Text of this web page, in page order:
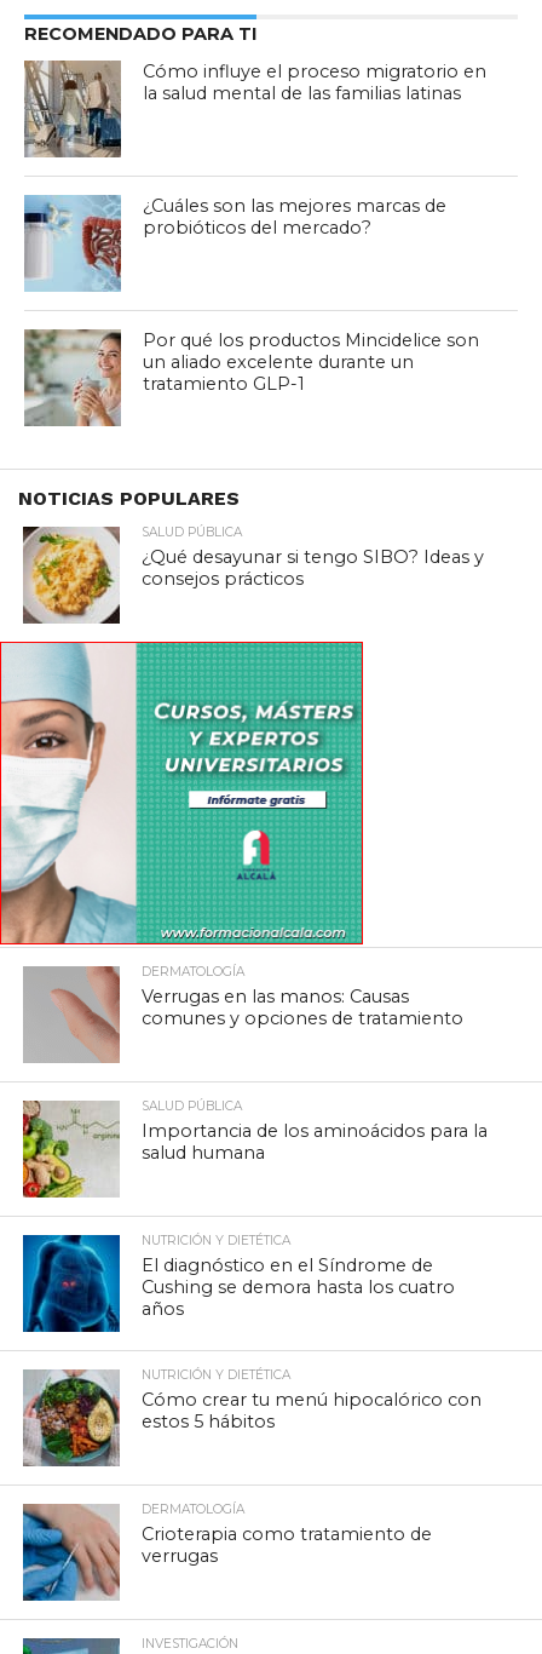
RECOMENDADO PARA TI
Cómo influye el proceso migratorio en
la salud mental de las familias latinas
¿Cuáles son las mejores marcas de
probióticos del mercado?
Por qué los productos Mincidelice son
un aliado excelente durante un
tratamiento GLP-1
NOTICIAS POPULARES
SALUD PÚBLICA
¿Qué desayunar si tengo SIBO? Ideas y
consejos prácticos
DERMATOLOGÍA
Verrugas en las manos: Causas
comunes y opciones de tratamiento
SALUD PÚBLICA
Importancia de los aminoácidos para la
salud humana
NUTRICIÓN Y DIETÉTICA
El diagnóstico en el Síndrome de
Cushing se demora hasta los cuatro
años
NUTRICIÓN Y DIETÉTICA
Cómo crear tu menú hipocalórico con
estos 5 hábitos
DERMATOLOGÍA
Crioterapia como tratamiento de
verrugas
INVESTIGACIÓN